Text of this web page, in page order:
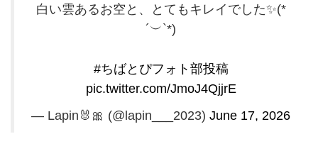
白い雲あるお空と、とてもキレイでした✨(*
´︶`*)
#ちばとぴフォト部投稿
pic.twitter.com/JmoJ4QjjrE
— Lapin🐰🎀 (@lapin___2023) June 17, 2026